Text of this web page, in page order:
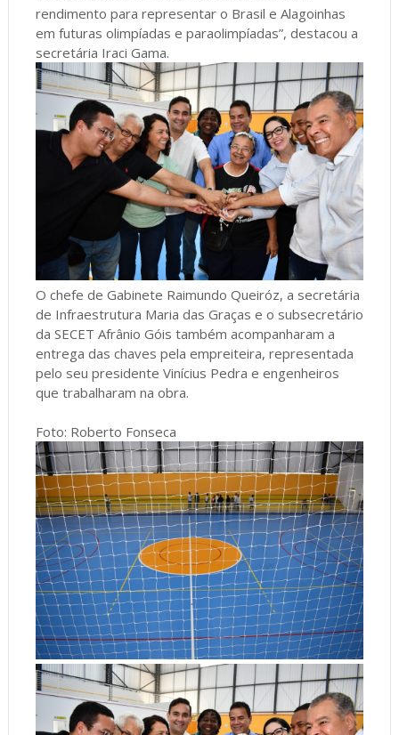
rendimento para representar o Brasil e Alagoinhas
em futuras olimpíadas e paraolimpíadas”, destacou a
secretária Iraci Gama.
O chefe de Gabinete Raimundo Queiróz, a secretária
de Infraestrutura Maria das Graças e o subsecretário
da SECET Afrânio Góis também acompanharam a
entrega das chaves pela empreiteira, representada
pelo seu presidente Vinícius Pedra e engenheiros
que trabalharam na obra.
Foto: Roberto Fonseca